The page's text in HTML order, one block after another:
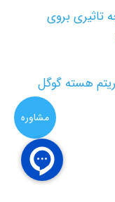
مشاوره
بروی
هسته گوگل